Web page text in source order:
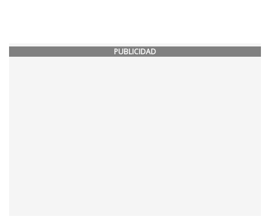
PUBLICIDAD